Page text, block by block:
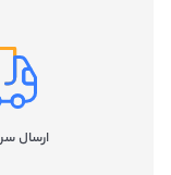
ارسال